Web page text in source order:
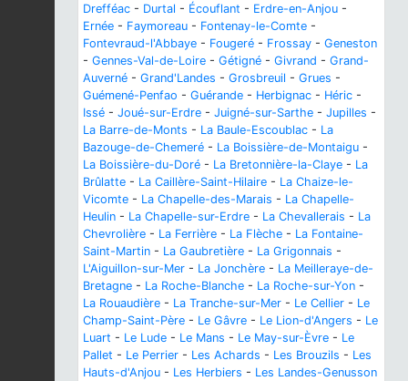
Drefféac - Durtal - Écouflant - Erdre-en-Anjou -
Ernée - Faymoreau - Fontenay-le-Comte -
Fontevraud-l'Abbaye - Fougeré - Frossay - Geneston
- Gennes-Val-de-Loire - Gétigné - Givrand - Grand-
Auverné - Grand'Landes - Grosbreuil - Grues -
Guémené-Penfao - Guérande - Herbignac - Héric -
Issé - Joué-sur-Erdre - Juigné-sur-Sarthe - Jupilles -
La Barre-de-Monts - La Baule-Escoublac - La
Bazouge-de-Chemeré - La Boissière-de-Montaigu -
La Boissière-du-Doré - La Bretonnière-la-Claye - La
Brûlatte - La Caillère-Saint-Hilaire - La Chaize-le-
Vicomte - La Chapelle-des-Marais - La Chapelle-
Heulin - La Chapelle-sur-Erdre - La Chevallerais - La
Chevrolière - La Ferrière - La Flèche - La Fontaine-
Saint-Martin - La Gaubretière - La Grigonnais -
L'Aiguillon-sur-Mer - La Jonchère - La Meilleraye-de-
Bretagne - La Roche-Blanche - La Roche-sur-Yon -
La Rouaudière - La Tranche-sur-Mer - Le Cellier - Le
Champ-Saint-Père - Le Gâvre - Le Lion-d'Angers - Le
Luart - Le Lude - Le Mans - Le May-sur-Èvre - Le
Pallet - Le Perrier - Les Achards - Les Brouzils - Les
Hauts-d'Anjou - Les Herbiers - Les Landes-Genusson